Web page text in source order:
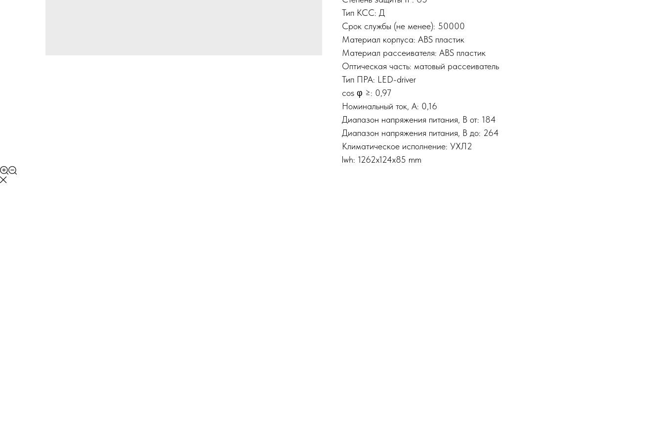
Тип КСС: Д
Срок службы (не менее): 50000
Материал корпуса: ABS пластик
Материал рассеивателя: ABS пластик
Оптическая часть: матовый рассеиватель
Тип ПРА: LED-driver
cos φ ≥: 0,97
Номинальный ток, A: 0,16
Диапазон напряжения питания, В от: 184
Диапазон напряжения питания, В до: 264
Климатическое исполнение: УХЛ2
lwh: 1262x124x85 mm